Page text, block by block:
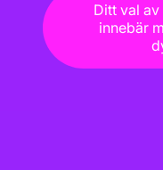
Ditt val
innebär